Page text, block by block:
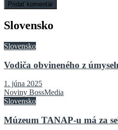
Slovensko
Slovensko
Vodiča obvineného z
1. júna 2025
Noviny BossMedia
Slovensko
Múzeum TANAP-u má za